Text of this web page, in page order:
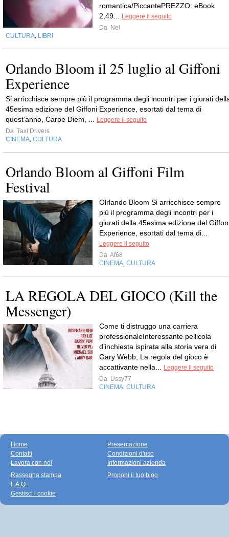
romantica/PiccantePREZZO: eBook
2,49...
Leggere il seguito
Da Nel
CULTURA LIBRI
Orlando Bloom il 25 luglio al Giffoni
Experience
Si arricchisce sempre più il programma degli incontri per i giurati
45esima edizione del Giffoni Experience, esortati dal tema di
quest’anno, Carpe Diem, ...
Leggere il seguito
Da Taxi Drivers
CINEMA CULTURA
Orlando Bloom al Giffoni Film
Festival
Olrlando Bloom Si arricchisce sempre
più il programma degli incontri per i
giurati della 45esima edizione del
Experience, esortati dal tema di...
Leggere il seguito
Da Af68
CINEMA CULTURA
LA REGOLA DEL GIOCO (Kill the
Messenger)
Come ti distruggo una carriera
professionaleInteressante pellicola
d’inchiesta ispirata alla storia vera di
Gary Webb, La regola del gioco è
accattivante nella...
Leggere il seguito
Da Ussy77
CINEMA CULTURA
Home
Contatti
Lavora con noi
Presentazione
Condizioni d'uso
Informazioni azienda
Rassegna stampa
F.A.Q.
Gestisci i cookie
Proponi il tuo blog